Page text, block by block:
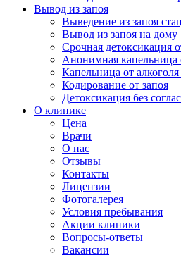
Вывод из запоя
Выведение из запоя
Вывод из запоя на дому
Срочная детоксикация
Анонимная капельница
Капельница от
Кодирование от запоя
Детоксикация без
О клинике
Цена
Врачи
О нас
Отзывы
Контакты
Лицензии
Фотогалерея
Условия пребывания
Акции клиники
Вопросы-ответы
Вакансии